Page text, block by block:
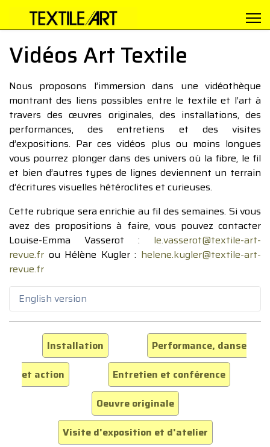
Vidéos Art Textile
Nous proposons l’immersion dans une vidéothèque
montrant des liens possibles entre le textile et l’art à
travers des œuvres originales, des installations, des
performances, des entretiens et des visites
d’expositions. Par ces vidéos plus ou moins longues
vous pourrez plonger dans des univers où la fibre, le fil
et bien d’autres types de lignes deviennent un terrain
d’écritures visuelles hétéroclites et curieuses.
Cette rubrique sera enrichie au fil des semaines. Si vous
avez des propositions à faire, vous pouvez contacter
Louise-Emma Vasserot : le.vasserot@textile-art-
revue.fr ou Hélène Kugler : helene.kugler@textile-art-
revue.fr
English version
Installation
Performance, danse
et action
Entretien et conférence
Oeuvre originale
Visite d'exposition et d'atelier